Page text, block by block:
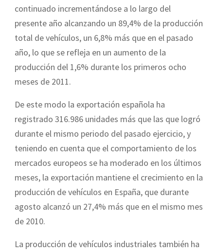
continuado incrementándose a lo largo del
presente año alcanzando un 89,4% de la producción
total de vehículos, un 6,8% más que en el pasado
año, lo que se refleja en un aumento de la
producción del 1,6% durante los primeros ocho
meses de 2011.
De este modo la exportación española ha
registrado 316.986 unidades más que las que logró
durante el mismo periodo del pasado ejercicio, y
teniendo en cuenta que el comportamiento de los
mercados europeos se ha moderado en los últimos
meses, la exportación mantiene el crecimiento en la
producción de vehículos en España, que durante
agosto alcanzó un 27,4% más que en el mismo mes
de 2010.
La producción de vehículos industriales también ha